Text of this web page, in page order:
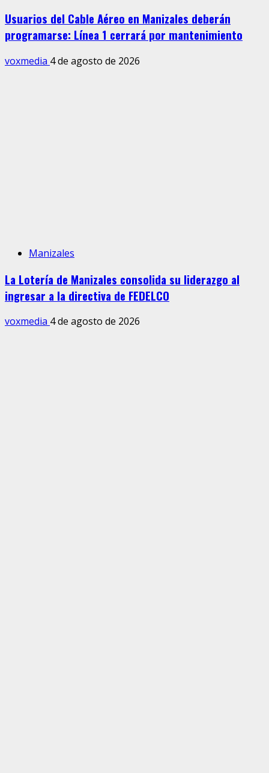
Usuarios del Cable Aéreo en Manizales deberán
programarse: Línea 1 cerrará por mantenimiento
voxmedia 4 de agosto de 2026
Manizales
La Lotería de Manizales consolida su liderazgo al
ingresar a la directiva de FEDELCO
voxmedia 4 de agosto de 2026